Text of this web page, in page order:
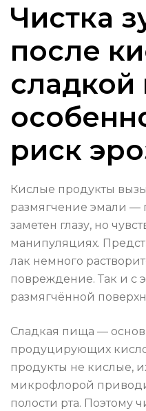
Чистка
после
риск
Кислые продукты
размягчение эмали —
заметен глазу, но
манипуляциях.
лак немного
повреждение. Так и с
размягчённой
Сладкая пища —
продуцирующих
продукты не кислые,
микрофлорой
полости рта. Поэтому